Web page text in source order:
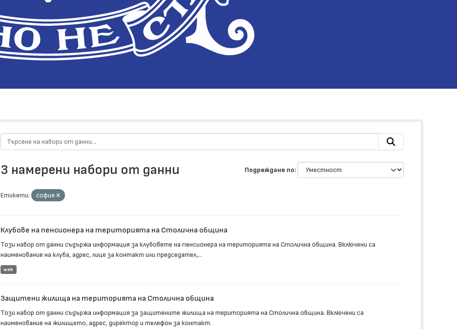
Подреждане по
3 намерени набори от данни
Етикети: софия
Клубове на пенсионера на територията на Столична община
Този набор от данни съдържа информация за клубовете на пенсионера на територията на Столична община. Включени са
наименование на клуба, адрес, лице за контакт или председател,...
web
Защитени жилища на територията на Столична община
Този набор от данни съдържа информация за защитените жилища на територията на Столична община. Включени са
наименование на жилището, адрес, директор и телефон за контакт.